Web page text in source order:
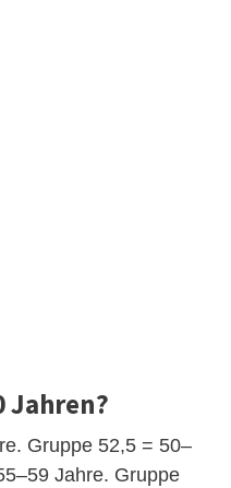
Jahren?
Gruppe 52,5 = 50–
Jahre. Gruppe